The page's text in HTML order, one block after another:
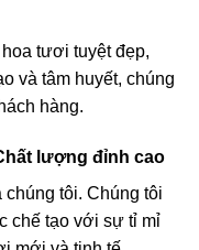
tươi tuyệt đẹp,
và tâm huyết, chúng
hàng.
lượng đỉnh cao
tôi. Chúng tôi
chế tạo với sự tỉ mỉ